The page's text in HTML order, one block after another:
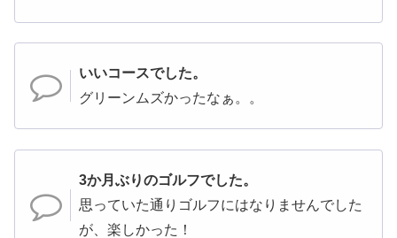
いいコースでした。
グリーンムズかったなぁ。。
3か月ぶりのゴルフでした。
思っていた通りゴルフにはなりませんでした
が、楽しかった！